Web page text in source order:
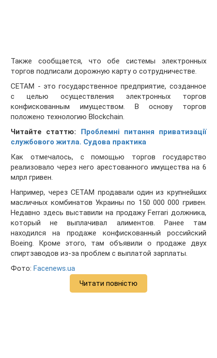
Также сообщается, что обе системы электронных
торгов подписали дорожную карту о сотрудничестве.
СЕТАМ - это государственное предприятие, созданное
с целью осуществления электронных торгов
конфискованным имуществом. В основу торгов
положено технологию Blockchain.
Читайте статтю: Проблемні питання приватизації
службового житла. Судова практика
Как отмечалось, с помощью торгов государство
реализовало через него арестованного имущества на 6
млрл гривен.
Например, через СЕТАМ продавали один из крупнейших
масличных комбинатов Украины по 150 000 000 гривен.
Недавно здесь выставили на продажу Ferrari должника,
который не выплачивал алиментов. Ранее там
находился на продаже конфискованный российский
Boeing. Кроме этого, там объявили о продаже двух
спиртзаводов из-за проблем с выплатой зарплаты.
Фото:Facenews.ua
Читати повністю